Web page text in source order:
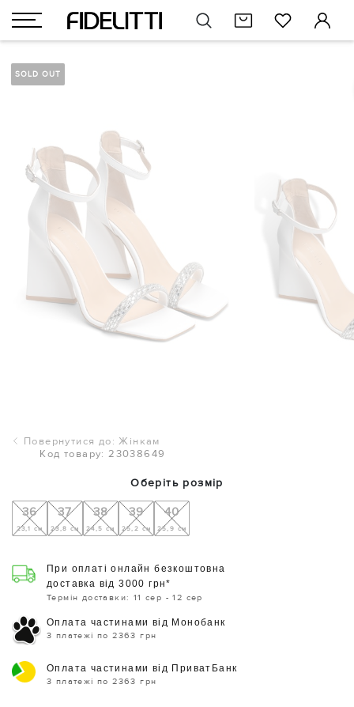
SOLD OUT
Повернутися до: Жінкам
Код товару: 23038649
Оберіть розмір
36
23,1 см
37
23,8 см
38
24,5 см
39
25,2 см
40
25,9 см
При оплаті онлайн безкоштовна
доставка від 3000 грн*
Термін доставки: 11 сер - 12 сер
Оплата частинами від Монобанк
3 платежі по 2363 грн
Оплата частинами від ПриватБанк
3 платежі по 2363 грн